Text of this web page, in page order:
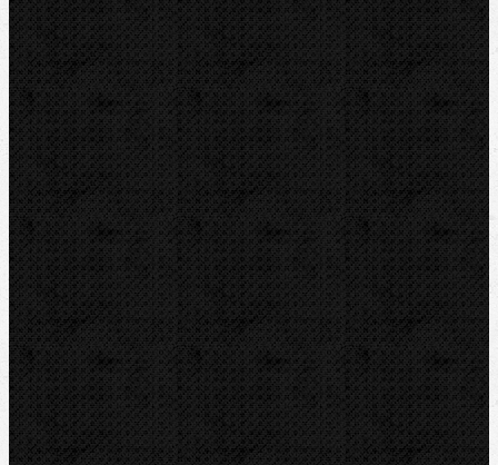
CZ-763 26 LUHAČOVICE
Telefon obj.:
602 719 020
Telefon fakt.:
608 719 020
E-mail:
nipo@nipo.cz
Platební brána GOPAY